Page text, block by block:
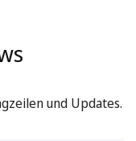
und Updates.